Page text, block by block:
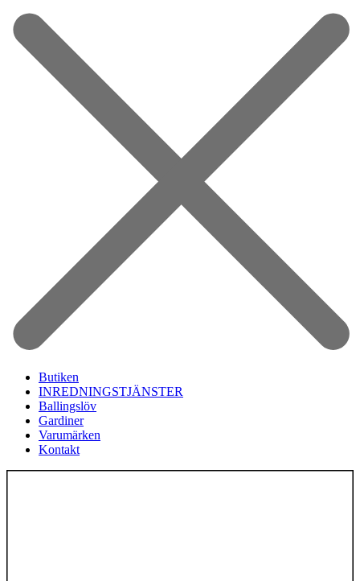
Butiken
INREDNINGSTJÄNSTER
Ballingslöv
Gardiner
Varumärken
Kontakt